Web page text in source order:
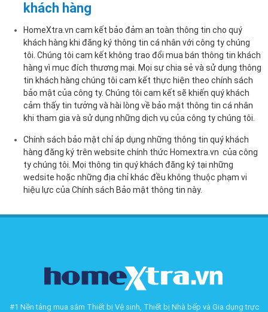
khách hàng
HomeXtra.vn cam kết bảo đảm an toàn thông tin cho quý
khách hàng khi đăng ký thông tin cá nhân với công ty chúng
tôi. Chúng tôi cam kết không trao đổi mua bán thông tin khách
hàng vì mục đích thương mại. Mọi sự chia sẻ và sử dụng thông
tin khách hàng chúng tôi cam kết thực hiện theo chính sách
bảo mật của công ty. Chúng tôi cam kết sẽ khiến quý khách
cảm thấy tin tưởng và hài lòng về bảo mật thông tin cá nhân
khi tham gia và sử dụng những dịch vụ của công ty chúng tôi.
Chính sách bảo mật chỉ áp dụng những thông tin quý khách
hàng đăng ký trên website chính thức Homextra.vn của công
ty chúng tôi. Mọi thông tin quý khách đăng ký tại những
wedsite hoặc những địa chỉ khác đều không thuộc phạm vi
hiệu lực của Chính sách Bảo mật thông tin này.
#1 Nền tảng mua sắm Thiết bị Vệ sinh, Thiết bị Nhà bếp và Gia dụng trực